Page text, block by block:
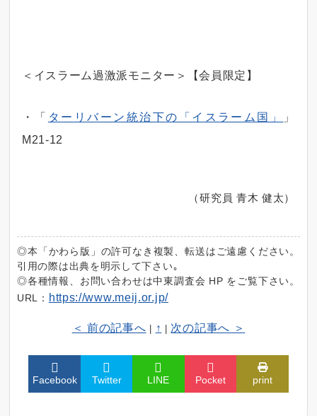
＜イスラーム過激派モニター＞【会員限定】
・「 ターリバーン統治下の「イスラーム国」
」
M21-12
（研究員 青木 健太）
◎本「かわら版」の許可なき複製、転送はご遠慮ください。
引用の際は出典を明示して下さい｡
◎各種情報、お問い合わせは中東調査会 HP をご覧下さい。
URL： https://www.meij.or.jp/
＜ 前の記事へ ↑ 次の記事へ ＞
Facebook Twitter LINE Pocket print